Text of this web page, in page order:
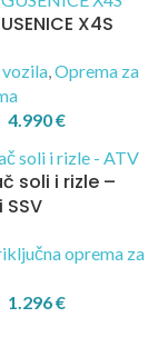
X4S
,Oprema za
4.990€
soli i rizle –
SSV
oprema za
1.296€